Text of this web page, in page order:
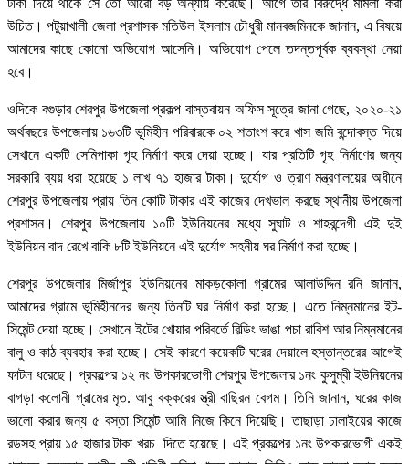
উচিত। পটুয়াখালী জেলা প্রশাসক মতিউল ইসলাম চৌধুরী মানবজমিনকে জানান, এ বিষয়ে
আমাদের কাছে কোনো অভিযোগ আসেনি। অভিযোগ পেলে তদন্তপূর্বক ব্যবস্থা নেয়া
হবে।
ওদিকে বগুড়ার শেরপুর উপজেলা প্রকল্প বাস্তবায়ন অফিস সূত্রে জানা গেছে, ২০২০-২১
অর্থবছরে উপজেলায় ১৬৩টি ভূমিহীন পরিবারকে ০২ শতাংশ করে খাস জমি বন্দোবস্ত দিয়ে
সেখানে একটি সেমিপাকা গৃহ নির্মাণ করে দেয়া হচ্ছে। যার প্রতিটি গৃহ নির্মাণের জন্য
সরকারি ব্যয় ধরা হয়েছে ১ লাখ ৭১ হাজার টাকা। দুর্যোগ ও ত্রাণ মন্ত্রণালয়ের অধীনে
শেরপুর উপজেলায় প্রায় তিন কোটি টাকার এই কাজের দেখভাল করছে স্থানীয় উপজেলা
প্রশাসন। শেরপুর উপজেলায় ১০টি ইউনিয়নের মধ্যে সুঘাট ও শাহবন্দেগী এই দুই
ইউনিয়ন বাদ রেখে বাকি ৮টি ইউনিয়নে এই দুর্যোগ সহনীয় ঘর নির্মাণ করা হচ্ছে।
শেরপুর উপজেলার মির্জাপুর ইউনিয়নের মাকড়কোলা গ্রামের আলাউদ্দিন রনি জানান,
আমাদের গ্রামে ভূমিহীনদের জন্য তিনটি ঘর নির্মাণ করা হচ্ছে। এতে নিম্নমানের ইট-
সিমেন্ট দেয়া হচ্ছে। সেখানে ইটের খোয়ার পরিবর্তে বিল্ডিং ভাঙা পচা রাবিশ আর নিম্নমানের
বালু ও কাঠ ব্যবহার করা হচ্ছে। সেই কারণে কয়েকটি ঘরের দেয়ালে হস্তান্তরের আগেই
ফাটল ধরেছে। প্রকল্পের ১২ নং উপকারভোগী শেরপুর উপজেলার ১নং কুসুম্বী ইউনিয়নের
বাগড়া কলোনী গ্রামের মৃত. আবু বক্করের স্ত্রী বাছিরন বেগম। তিনি জানান, ঘরের কাজ
ভালো করার জন্য ৫ বস্তা সিমেন্ট আমি নিজে কিনে দিয়েছি। তাছাড়া ঢালাইয়ের কাজে
রডসহ প্রায় ১৫ হাজার টাকা খরচ দিতে হয়েছে। এই প্রকল্পের ১নং উপকারভোগী একই